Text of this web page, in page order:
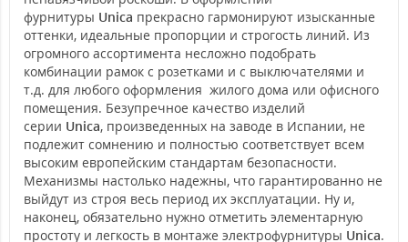
фурнитуры Unica прекрасно гармонируют изысканные
оттенки, идеальные пропорции и строгость линий. Из
огромного ассортимента несложно подобрать
комбинации рамок с розетками и с выключателями и
т.д. для любого оформления жилого дома или офисного
помещения. Безупречное качество изделий
серии Unica, произведенных на заводе в Испании, не
подлежит сомнению и полностью соответствует всем
высоким европейским стандартам безопасности.
Механизмы настолько надежны, что гарантированно не
выйдут из строя весь период их эксплуатации. Ну и,
наконец, обязательно нужно отметить элементарную
простоту и легкость в монтаже электрофурнитуры Unica.